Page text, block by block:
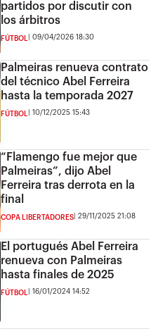
partidos por discutir con
los árbitros
FÚTBOL 09/04/2026 18:30
Palmeiras renueva contrato
del técnico Abel Ferreira
hasta la temporada 2027
FÚTBOL 10/12/2025 15:43
“Flamengo fue mejor que
Palmeiras”, dijo Abel
Ferreira tras derrota en la
final
COPA LIBERTADORES 29/11/2025 21:08
El portugués Abel Ferreira
renueva con Palmeiras
hasta finales de 2025
FÚTBOL 16/01/2024 14:52